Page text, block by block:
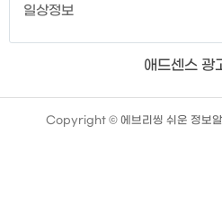
일상정보
애드센스 광
Copyright © 에브리씽 쉬운 정보알
TistoryWhaleSkin3.4